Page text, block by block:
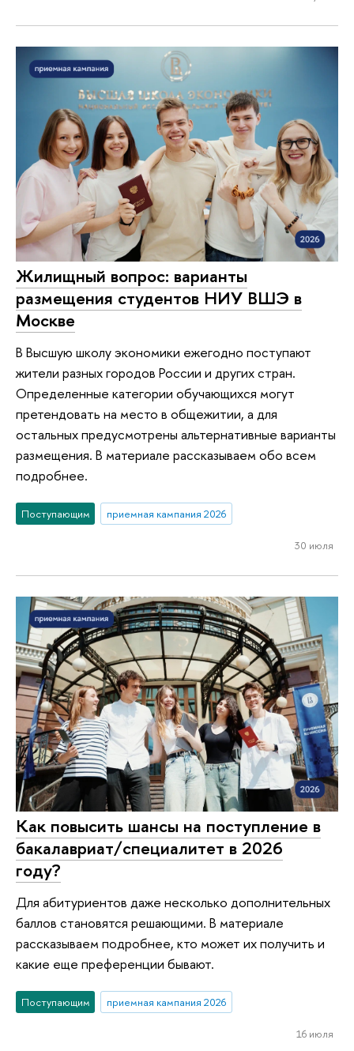
Жилищный вопрос: варианты
размещения студентов НИУ ВШЭ в
Москве
В Высшую школу экономики ежегодно поступают
жители разных городов России и других стран.
Определенные категории обучающихся могут
претендовать на место в общежитии, а для
остальных предусмотрены альтернативные варианты
размещения. В материале рассказываем обо всем
подробнее.
Поступающим приемная кампания 2026
30 июля
Как повысить шансы на поступление в
бакалавриат/специалитет в 2026
году?
Для абитуриентов даже несколько дополнительных
баллов становятся решающими. В материале
рассказываем подробнее, кто может их получить и
какие еще преференции бывают.
Поступающим приемная кампания 2026
16 июля